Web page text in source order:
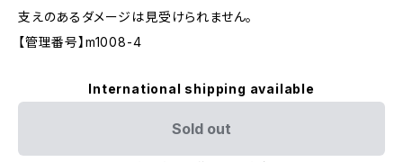
支えのあるダメージは見受けられません。
【管理番号】m1008-4
International shipping available
Sold out